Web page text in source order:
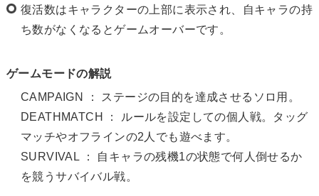
復活数はキャラクターの上部に表示され、自キャラの持
ち数がなくなるとゲームオーバーです。
ゲームモードの解説
CAMPAIGN ： ステージの目的を達成させるソロ用。
DEATHMATCH ： ルールを設定しての個人戦。タッグ
マッチやオフラインの2人でも遊べます。
SURVIVAL ： 自キャラの残機1の状態で何人倒せるか
を競うサバイバル戦。